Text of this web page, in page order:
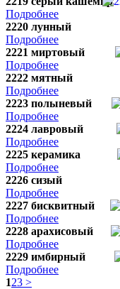
Подробнее
2220 лунный
Подробнее
2221 миртовый
Подробнее
2222 мятный
Подробнее
2223 полыневый
Подробнее
2224 лавровый
Подробнее
2225 керамика
Подробнее
2226 сизый
Подробнее
2227 бисквитный
Подробнее
2228 арахисовый
Подробнее
2229 имбирный
Подробнее
123 >